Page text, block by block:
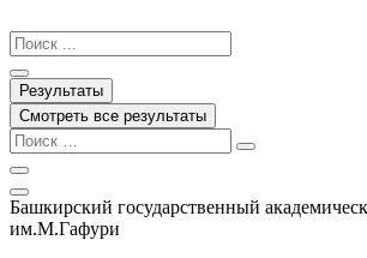
к
содержимому
Search
...
Результаты
Смотреть все результаты
Башкирский государственный
им.М.Гафури